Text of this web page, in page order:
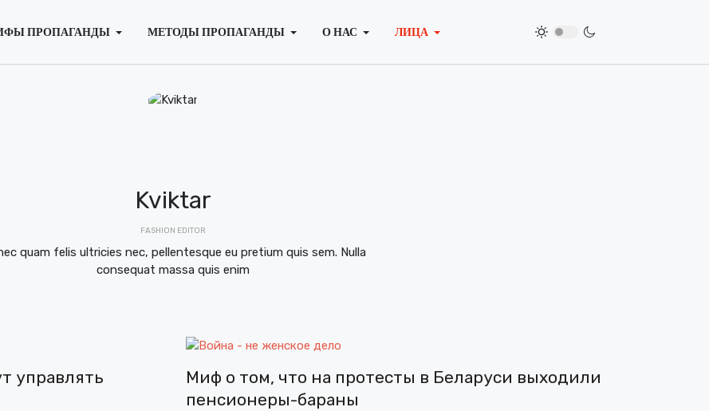
ПРОПАГАНДЫ МЕТОДЫ ПРОПАГАНДЫ О НАС ЛИЦА
Kviktar
FASHION EDITOR
quam felis ultricies nec, pellentesque eu pretium quis sem. Nulla
consequat massa quis enim
управлять
Миф о том, что на протесты в Беларуси выходили
пенсионеры-бараны